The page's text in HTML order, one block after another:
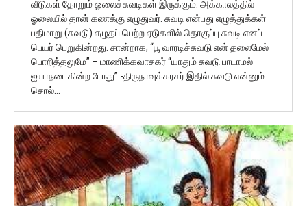
வீடுகள் தோறும் ஓலைச்சுவடிகள் இருக்கும். அக்காலத்தில்
ஓலையில் தான் கணக்கு எழுதுவர். சுவடி என்பது எழுத்துக்கள்
பதிமாறு (சுவடு) எழுதப் பெற்ற ஏடுகளில் தொகுப்பு சுவடி எனப்
பெயர் பெறுகின்றது. சான்றாக, “பூ வாரடிச்சுவடு என் தலைமேல்
பொறித்தலுமே” – மாணிக்கவாசகர் “யாதும் சுவடு பாடாமல்
ஐயாநடைகின்ற போது” -திருநாவுக்கரசர் இதில் சுவடு என்னும்
சொல்…